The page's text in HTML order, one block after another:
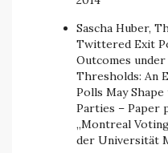
Sascha Huber,
Twittered Exit
Outcomes
Thresholds: An
Polls May
Parties – Paper
„Montreal
der Universität